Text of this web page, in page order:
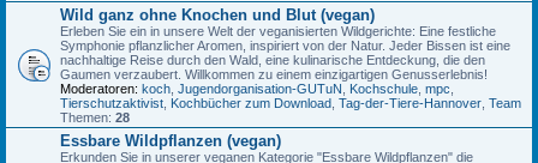
Wild ganz ohne Knochen und Blut (vegan)
Erleben Sie ein in unsere Welt der veganisierten Wildgerichte: Eine festliche
Symphonie pflanzlicher Aromen, inspiriert von der Natur. Jeder Bissen ist eine
nachhaltige Reise durch den Wald, eine kulinarische Entdeckung, die den
Gaumen verzaubert. Willkommen zu einem einzigartigen Genusserlebnis!
Moderatoren: koch Jugendorganisation-GUTuN Kochschule mpc
Tierschutzaktivist Kochbücher zum Download Tag-der-Tiere-Hannover Team
Themen: 28
Essbare Wildpflanzen (vegan)
Erkunden Sie in unserer veganen Kategorie "Essbare Wildpflanzen" die